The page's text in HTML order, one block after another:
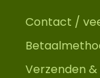
Contact /
Verzenden